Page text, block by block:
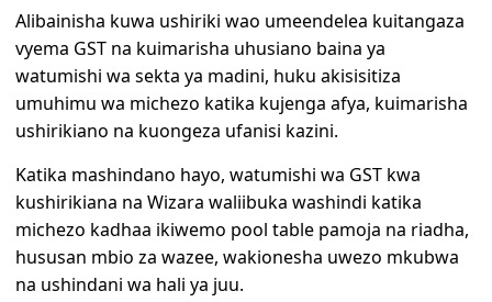
Alibainisha kuwa ushiriki wao umeendelea kuitangaza
vyema GST na kuimarisha uhusiano baina ya
watumishi wa sekta ya madini, huku akisisitiza
umuhimu wa michezo katika kujenga afya, kuimarisha
ushirikiano na kuongeza ufanisi kazini.
Katika mashindano hayo, watumishi wa GST kwa
kushirikiana na Wizara waliibuka washindi katika
michezo kadhaa ikiwemo pool table pamoja na riadha,
hususan mbio za wazee, wakionesha uwezo mkubwa
na ushindani wa hali ya juu.